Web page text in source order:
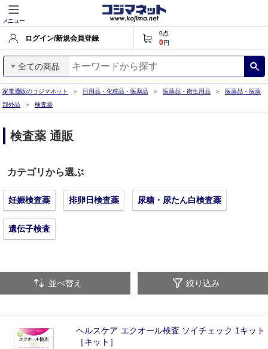
メニュー
ログイン/新規会員登録
0点
0円
全ての商品
家電通販のコジマネット 日用品・化粧品・医薬品 医薬品・衛生用品
医薬品・医薬
部外品
検査薬
検査薬 通販
カテゴリから選ぶ
妊娠検査薬 排卵日検査薬 尿糖・尿たん白検査薬
遺伝子検査
並べ替え 絞り込み
ヘルスケア エクオール検査 ソイチェック 1キット
［キット］